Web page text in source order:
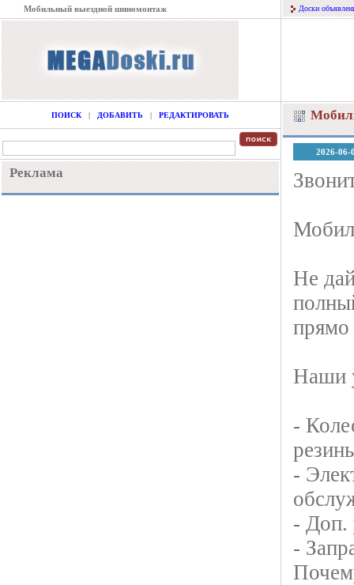
Мобильный выездной шиномонтаж Доски
ПОИСК | ДОБАВИТЬ | РЕДАКТИРОВАТЬ
Реклама
2026-06-
Не
прямо
Наши
-
-
- Доп.
-